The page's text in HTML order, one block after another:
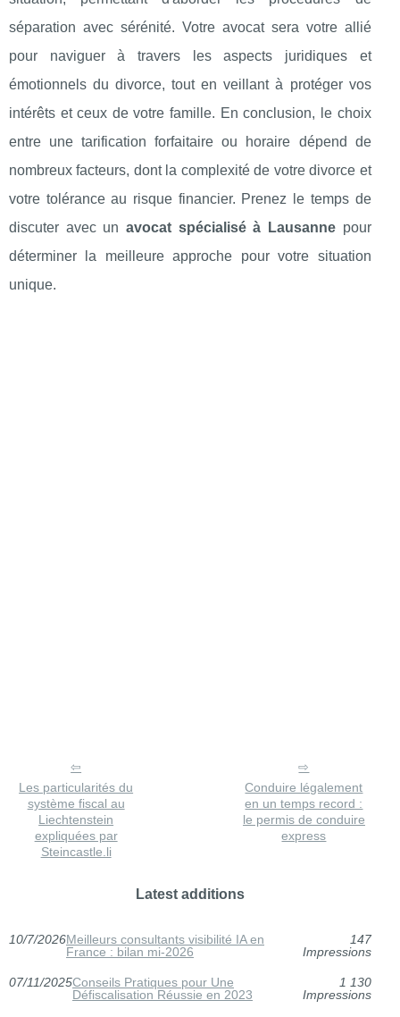
séparation avec sérénité. Votre avocat sera votre allié
pour naviguer à travers les aspects juridiques et
émotionnels du divorce, tout en veillant à protéger vos
intérêts et ceux de votre famille. En conclusion, le choix
entre une tarification forfaitaire ou horaire dépend de
nombreux facteurs, dont la complexité de votre divorce et
votre tolérance au risque financier. Prenez le temps de
discuter avec un avocat spécialisé à Lausannepour
déterminer la meilleure approche pour votre situation
unique.
Les particularités du
système fiscal au
Liechtenstein
expliquées par
Steincastle.li
Conduire légalement
en un temps record :
le permis de conduire
express
Latest additions
10/7/2026Meilleurs consultants visibilité IA en
France : bilan mi-2026
147
Impressions
07/11/2025Conseils Pratiques pour Une
Défiscalisation Réussie en 2023
1 130
Impressions